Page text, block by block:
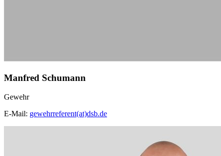
Manfred Schumann
Gewehr
E-Mail: gewehrreferent(at)dsb.de